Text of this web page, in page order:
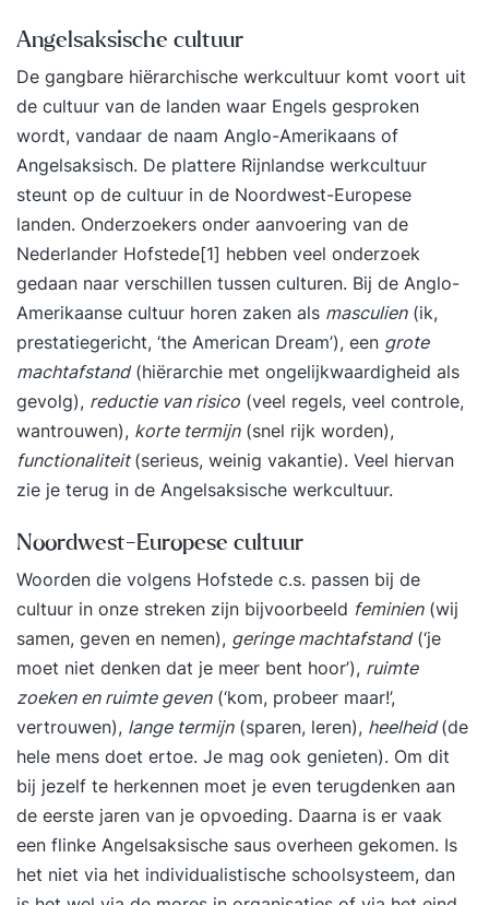
Angelsaksische cultuur
De gangbare hiërarchische werkcultuur komt voort uit
de cultuur van de landen waar Engels gesproken
wordt, vandaar de naam Anglo-Amerikaans of
Angelsaksisch. De plattere Rijnlandse werkcultuur
steunt op de cultuur in de Noordwest-Europese
landen. Onderzoekers onder aanvoering van de
Nederlander Hofstede[1] hebben veel onderzoek
gedaan naar verschillen tussen culturen. Bij de Anglo-
Amerikaanse cultuur horen zaken als masculien(ik,
prestatiegericht, ‘the American Dream’), een grote
machtafstand(hiërarchie met ongelijkwaardigheid als
gevolg), reductie van risico (veel regels, veel controle,
wantrouwen), korte termijn(snel rijk worden),
functionaliteit (serieus, weinig vakantie). Veel hiervan
zie je terug in de Angelsaksische werkcultuur.
Noordwest-Europese cultuur
Woorden die volgens Hofstede c.s. passen bij de
cultuur in onze streken zijn bijvoorbeeld feminien(wij
samen, geven en nemen), geringe machtafstand(‘je
moet niet denken dat je meer bent hoor’), ruimte
zoeken en ruimte geven(‘kom, probeer maar!’,
vertrouwen), lange termijn(sparen, leren), heelheid(de
hele mens doet ertoe. Je mag ook genieten). Om dit
bij jezelf te herkennen moet je even terugdenken aan
de eerste jaren van je opvoeding. Daarna is er vaak
een flinke Angelsaksische saus overheen gekomen. Is
het niet via het individualistische schoolsysteem, dan